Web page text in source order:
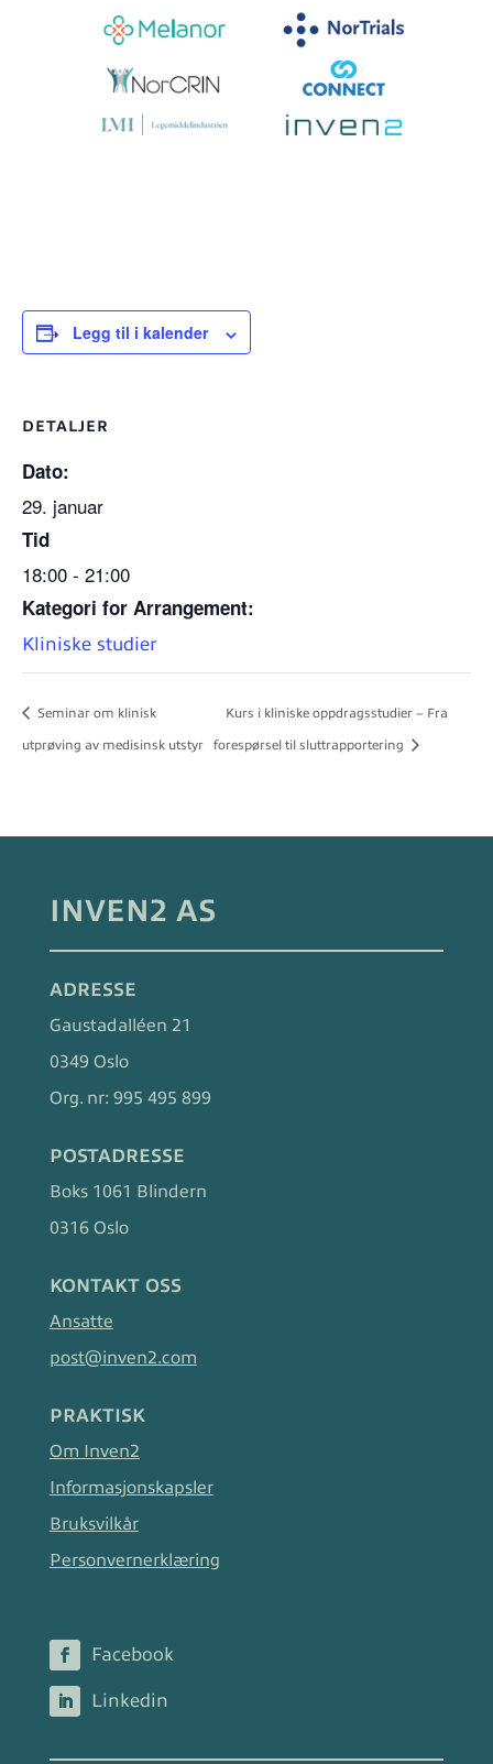
Legg til i kalender
DETALJER
Dato:
29. januar
Tid
18:00 - 21:00
Kategori for Arrangement:
Kliniske studier
Seminar om klinisk
utprøving av medisinsk utstyr
Kurs i kliniske oppdragsstudier – Fra
forespørsel til sluttrapportering
INVEN2 AS
ADRESSE
Gaustadalléen 21
0349 Oslo
Org. nr: 995 495 899
POSTADRESSE
Boks 1061 Blindern
0316 Oslo
KONTAKT OSS
Ansatte
post@inven2.com
PRAKTISK
Om Inven2
Informasjonskapsler
Bruksvilkår
Personvernerklæring